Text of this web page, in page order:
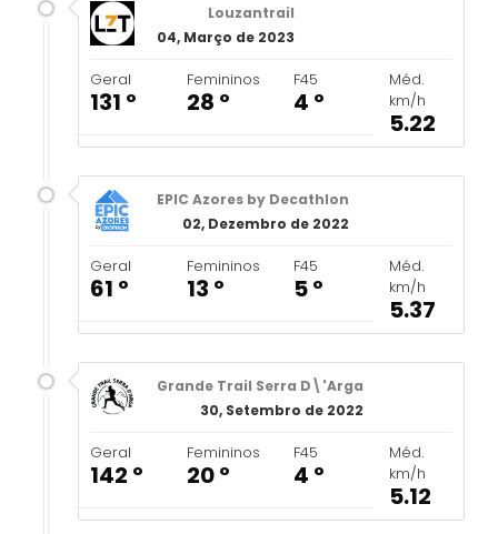
Louzantrail
04, Março de 2023
Geral
131 º
Femininos
28 º
F45
4 º
Méd.
km/h
5.22
EPIC Azores by Decathlon
02, Dezembro de 2022
Geral
61 º
Femininos
13 º
F45
5 º
Méd.
km/h
5.37
Grande Trail Serra D\'Arga
30, Setembro de 2022
Geral
142 º
Femininos
20 º
F45
4 º
Méd.
km/h
5.12